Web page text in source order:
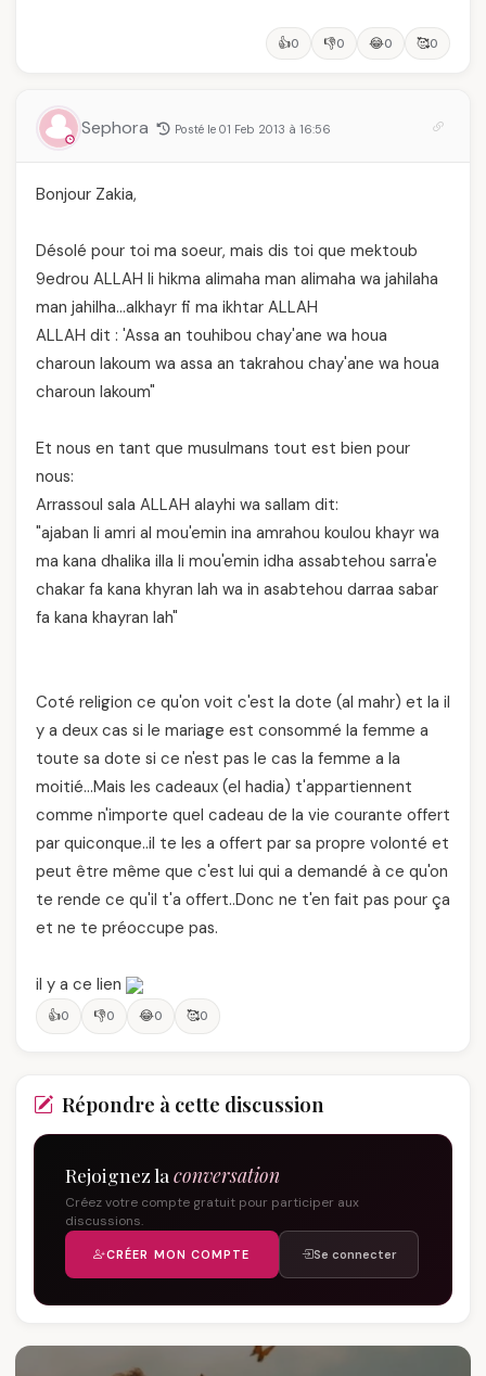
👍0 👎0 😂0 🥰0
Sephora Posté le 01 Feb 2013 à 16:56
Bonjour Zakia,
Désolé pour toi ma soeur, mais dis toi que mektoub
9edrou ALLAH li hikma alimaha man alimaha wa jahilaha
man jahilha…alkhayr fi ma ikhtar ALLAH
ALLAH dit : 'Assa an touhibou chay'ane wa houa
charoun lakoum wa assa an takrahou chay'ane wa houa
charoun lakoum"
Et nous en tant que musulmans tout est bien pour
nous:
Arrassoul sala ALLAH alayhi wa sallam dit:
"ajaban li amri al mou'emin ina amrahou koulou khayr wa
ma kana dhalika illa li mou'emin idha assabtehou sarra'e
chakar fa kana khyran lah wa in asabtehou darraa sabar
fa kana khayran lah"
Coté religion ce qu'on voit c'est la dote (al mahr) et la il
y a deux cas si le mariage est consommé la femme a
toute sa dote si ce n'est pas le cas la femme a la
moitié…Mais les cadeaux (el hadia) t'appartiennent
comme n'importe quel cadeau de la vie courante offert
par quiconque..il te les a offert par sa propre volonté et
peut être même que c'est lui qui a demandé à ce qu'on
te rende ce qu'il t'a offert..Donc ne t'en fait pas pour ça
et ne te préoccupe pas.
il y a ce lien
👍0 👎0 😂0 🥰0
Répondre à cette discussion
Rejoignez la conversation
Créez votre compte gratuit pour participer aux
discussions.
CRÉER MON COMPTE Se connecter